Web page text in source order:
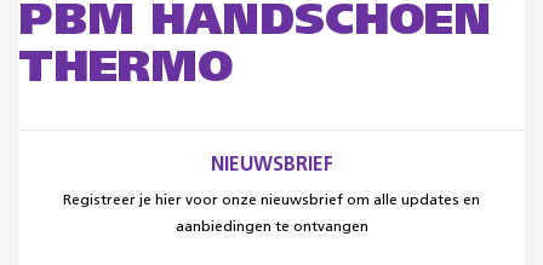
PBM HANDSCHOEN
THERMO
NIEUWSBRIEF
Registreer je hier voor onze nieuwsbrief om alle updates en
aanbiedingen te ontvangen